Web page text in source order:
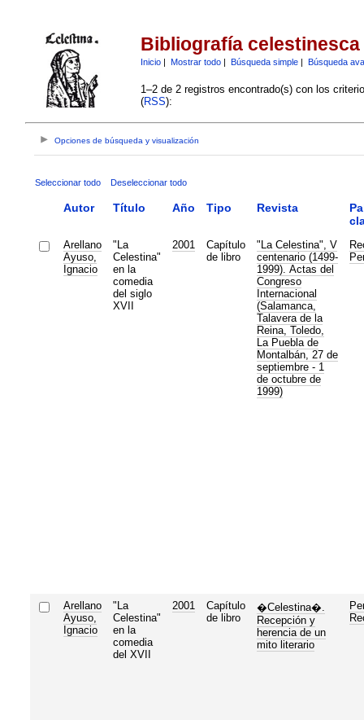
Bibliografía celestinesca
Inicio| Mostrar todo| Búsqueda simple| Búsqueda
1–2 de 2 registros encontrado(s) con los
(RSS):
Opciones de búsqueda y visualización
Seleccionar todo Deseleccionar todo
Autor Título Año Tipo Revista
Arellano
Ayuso,
Ignacio
"La
Celestina"
en la
comedia
del siglo
XVII
2001
Capítulo
de libro
"La Celestina", V
centenario (1499-
1999). Actas del
Congreso
Internacional
(Salamanca,
Talavera de la
Reina, Toledo,
La Puebla de
Montalbán, 27 de
septiembre - 1
de octubre de
1999)
Arellano
Ayuso,
Ignacio
"La
Celestina"
en la
comedia
del XVII
2001
Capítulo
de libro
�Celestina�.
Recepción y
herencia de un
mito literario